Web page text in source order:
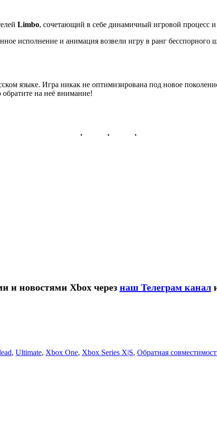
Limbo, сочетающий в себе динамичный игровой процесс
исполнение и анимация возвели игру в ранг бесспорного
языке. Игра никак не оптимизирована под новое
обратите на неё внимание!
и новостями Xbox через наш Телеграм канал
, Ultimate, Xbox One, Xbox Series X|S, Обратная